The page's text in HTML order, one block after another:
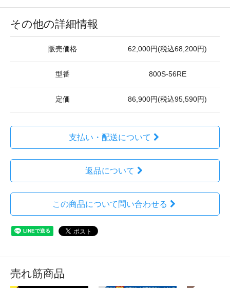
その他の詳細情報
販売価格 62,000円(税込68,200円)
型番 800S-56RE
定価 86,900円(税込95,590円)
支払い・配送について
返品について
この商品について問い合わせる
売れ筋商品